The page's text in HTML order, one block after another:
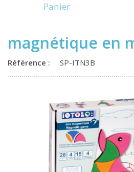
Panier
magnétique en
Référence : SP-ITN3B